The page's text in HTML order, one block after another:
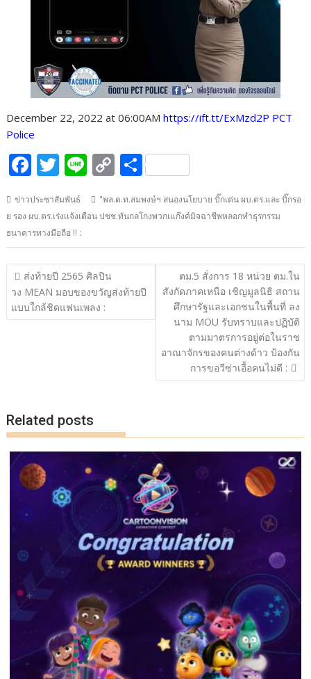
December 22, 2022 at 06:00AMhttps://ift.tt/ExMzd2P PCT
Police
F
e
b
o
o
k
T
itt
er
Li
e
C
p
Li
k
S
h
ar
ข่าวประชาสัมพันธ์
"พล.ต.ท.สมพงษ์ฯ สนองนโยบาย บิ๊กเด่น ผบ.ตร.และ บิ๊กรอ
ย รอง ผบ.ตร.เร่งเเจ้งเตือน ปชช.ทันกลโกงพวกเแก๊งค์มิจฉาชีพหลอกทำธุรกรรม
ธนาคารทางมือถือ !! :
แนะแนว
เรื่อง
ส่งท้ายปี 2565 ศิลปิน
วง MEAN มอบของขวัญส่งท้ายปี
แบบใกล้ชิดแฟนเพลง :
ตม.5 สั่งการ 18 หน่วย ตม.ใน
สังกัดภาคเหนือ เชิญมูลนิธิ สถาน
ศึกษารัฐและเอกชนในพื้นที่ ลง
นาม MOU รับทราบและปฏิบัติ
ตามมาตรการอยู่ต่อในราช
อาณาจักรของคนต่างด้าว ป้องกัน
การขอวีซ่าเอื้อคนไม่ดี :
Related posts